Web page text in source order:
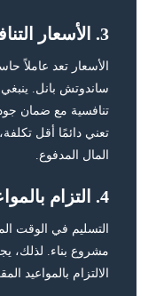
3. الأسعار
الأسعار تعد عاملاً
ساندوتش بانل.
تنافسية مع ضمان
تعني دائمًا أقل
المال المدفوع.
4. التزام
التسليم في الوقت
مشروع بناء. لذلك،
الالتزام بالمواعيد